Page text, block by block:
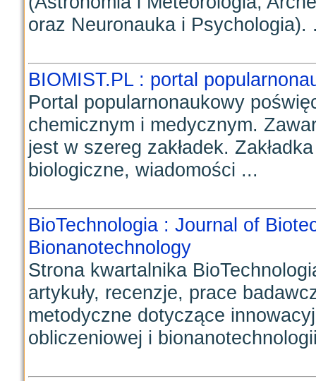
oraz Neuronauka i Psychologia).
BIOMIST.PL : portal
Portal popularnonaukowy
chemicznym i medycznym.
jest w szereg zakładek.
biologiczne, wiadomości ...
BioTechnologia : Journal of
Bionanotechnology
Strona kwartalnika
artykuły, recenzje, prace
metodyczne dotyczące
obliczeniowej i